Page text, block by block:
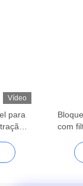
Vídeo
para
com